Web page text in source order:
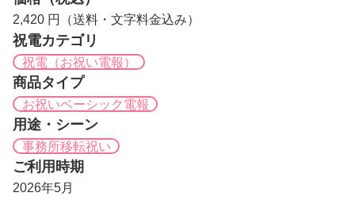
2,420 円（送料・文字料金込み）
祝電カテゴリ
祝電（お祝い電報）
商品タイプ
お祝いベーシック電報
用途・シーン
事務所移転祝い
ご利用時期
2026年5月